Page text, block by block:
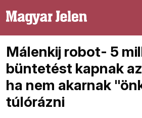
Málenkij robot- 5
büntetést kapnak
ha nem akarnak
túlórázni